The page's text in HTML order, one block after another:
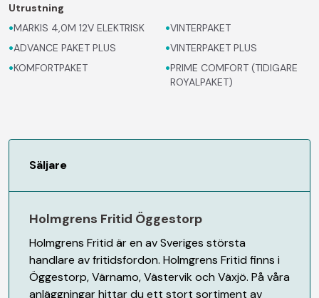
Utrustning
•MARKIS 4,0M 12V ELEKTRISK
•ADVANCE PAKET PLUS
•KOMFORTPAKET
•VINTERPAKET
•VINTERPAKET PLUS
•PRIME COMFORT (TIDIGARE
ROYALPAKET)
Säljare
Holmgrens Fritid Öggestorp
Holmgrens Fritid är en av Sveriges största
handlare av fritidsfordon. Holmgrens Fritid finns i
Öggestorp, Värnamo, Västervik och Växjö. På våra
anläggningar hittar du ett stort sortiment av